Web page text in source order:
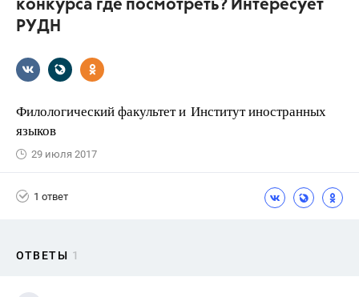
конкурса где посмотреть? Интересует
РУДН
Филологический факультет и Институт иностранных
языков
29 июля 2017
1 ответ
ОТВЕТЫ 1